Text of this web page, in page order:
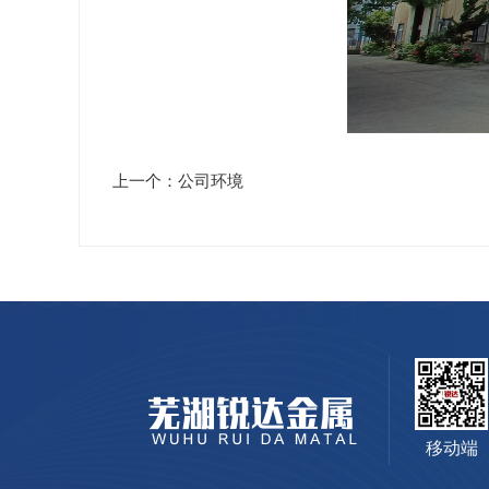
上一个：公司环境
移动端